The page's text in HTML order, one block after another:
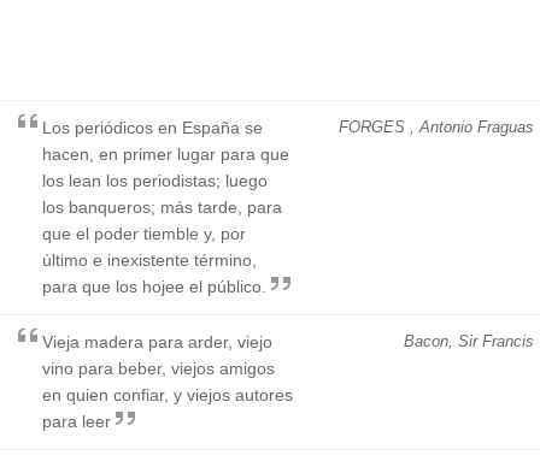
FORGES , Antonio Fraguas
Los periódicos en España se
hacen, en primer lugar para que
los lean los periodistas; luego
los banqueros; más tarde, para
que el poder tiemble y, por
último e inexistente término,
para que los hojee el público.
Bacon, Sir Francis
Vieja madera para arder, viejo
vino para beber, viejos amigos
en quien confiar, y viejos autores
para leer